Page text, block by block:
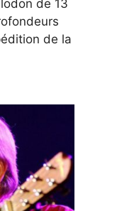
de 13
de la